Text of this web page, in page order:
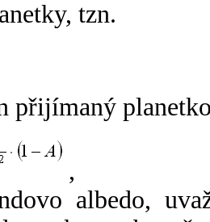
tzn.
přijímaný
,
albedo,